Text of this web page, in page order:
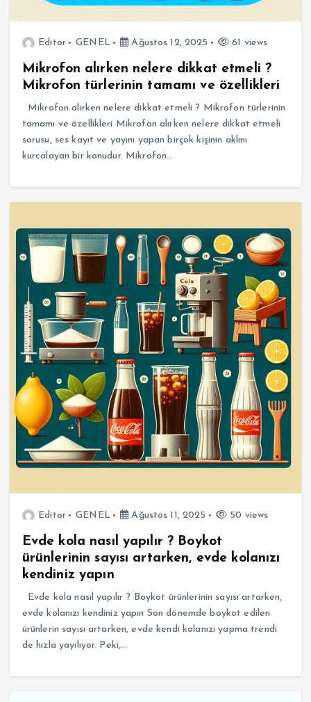
Editor GENEL Ağustos 12, 2025 61 views
Mikrofon alırken nelere dikkat etmeli ?
Mikrofon türlerinin tamamı ve özellikleri
Mikrofon alırken nelere dikkat etmeli ? Mikrofon türlerinin
tamamı ve özellikleri Mikrofon alırken nelere dikkat etmeli
sorusu, ses kayıt ve yayını yapan birçok kişinin aklını
kurcalayan bir konudur. Mikrofon…
Editor GENEL Ağustos 11, 2025 50 views
Evde kola nasıl yapılır ? Boykot
ürünlerinin sayısı artarken, evde kolanızı
kendiniz yapın
Evde kola nasıl yapılır ? Boykot ürünlerinin sayısı artarken,
evde kolanızı kendiniz yapın Son dönemde boykot edilen
ürünlerin sayısı artarken, evde kendi kolanızı yapma trendi
de hızla yayılıyor. Peki,…